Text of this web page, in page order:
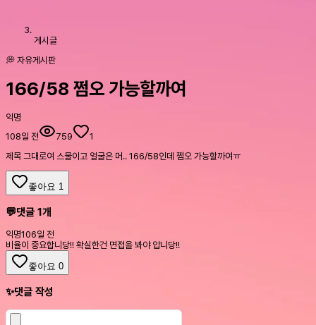
게시글
💭 자유게시판
166/58 쩜오 가능할까여
익명
108일 전
759
1
제목 그대로여 스물이고 얼굴은 머.. 166/58인데 쩜오 가능할까여ㅠ
좋아요 1
💬댓글 1개
익명106일 전
비율이 중요합니당!! 확실한건 면접을 봐야 압니당!!
좋아요 0
✨댓글 작성